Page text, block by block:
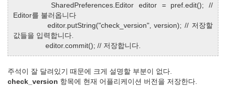
SharedPreferences.Editor editor = pref.edit(); //
Editor를 불러옵니다
editor.putString("check_version", version); // 저장할
값들을 입력합니다.
editor.commit(); // 저장합니다.
주석이 잘 달려있기 때문에 크게 설명할 부분이 없다.
check_version 항목에 현재 어플리케이션 버전을 저장한다.